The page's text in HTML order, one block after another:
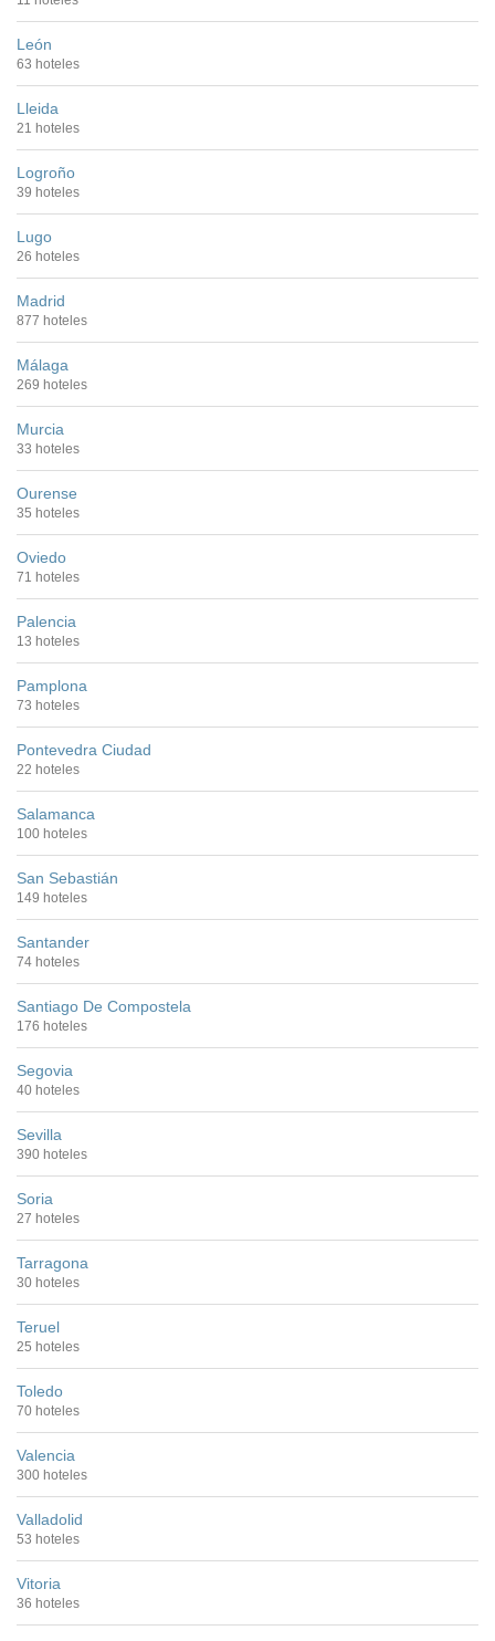
León
63 hoteles
Lleida
21 hoteles
Logroño
39 hoteles
Lugo
26 hoteles
Madrid
877 hoteles
Málaga
269 hoteles
Murcia
33 hoteles
Ourense
35 hoteles
Oviedo
71 hoteles
Palencia
13 hoteles
Pamplona
73 hoteles
Pontevedra Ciudad
22 hoteles
Salamanca
100 hoteles
San Sebastián
149 hoteles
Santander
74 hoteles
Santiago De Compostela
176 hoteles
Segovia
40 hoteles
Sevilla
390 hoteles
Soria
27 hoteles
Tarragona
30 hoteles
Teruel
25 hoteles
Toledo
70 hoteles
Valencia
300 hoteles
Valladolid
53 hoteles
Vitoria
36 hoteles